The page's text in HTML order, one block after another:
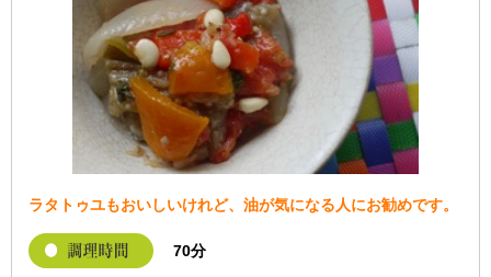
ラタトゥユもおいしいけれど、油が気になる人にお勧めです。
70分